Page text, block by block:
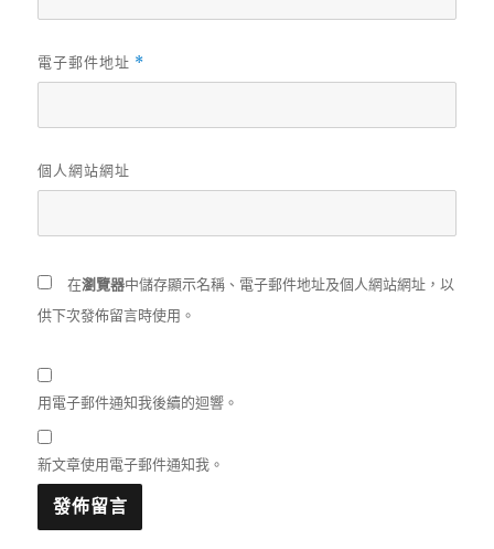
電子郵件地址 *
個人網站網址
在瀏覽器中儲存顯示名稱、電子郵件地址及個人網站網址，以
供下次發佈留言時使用。
用電子郵件通知我後續的迴響。
新文章使用電子郵件通知我。